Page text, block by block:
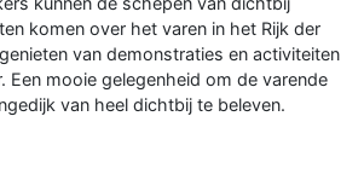
komen over het varen in het Rijk der
van demonstraties en activiteiten
Een mooie gelegenheid om de varende
van heel dichtbij te beleven.